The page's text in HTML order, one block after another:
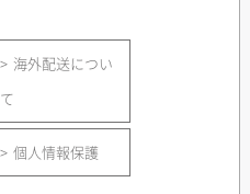
海外配送につい
て
個人情報保護